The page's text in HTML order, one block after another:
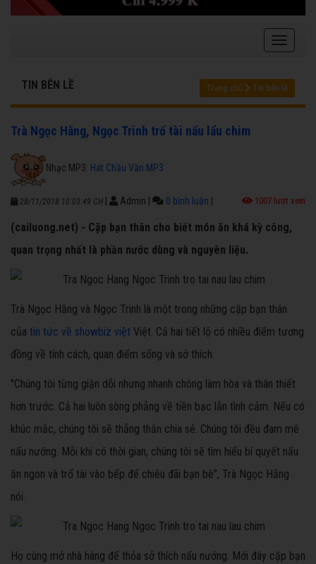
TIN BÊN LỀ Trang chủ Tin bên lề
Trà Ngọc Hằng, Ngọc Trinh trổ tài nấu lẩu chim
Nhạc MP3: Hát Chầu Văn MP3
28/11/2018 10:03:49 CH Admin 0 bình luận 1007 lượt xem
(cailuong.net) - Cặp bạn thân cho biết món ăn khá kỳ công,
quan trọng nhất là phần nước dùng và nguyên liệu.
Trà Ngọc Hằng và Ngọc Trinh là một trong những cặp bạn thân
của tin tức về showbiz việt Việt. Cả hai tiết lộ có nhiều điểm tương
đồng về tính cách, quan điểm sống và sở thích.
"Chúng tôi từng giận dỗi nhưng nhanh chóng làm hòa và thân thiết
hơn trước. Cả hai luôn sòng phẳng về tiền bạc lẫn tình cảm. Nếu có
khúc mắc, chúng tôi sẽ thẳng thắn chia sẻ. Chúng tôi đều đam mê
nấu nướng. Mỗi khi có thời gian, chúng tôi sẽ tìm hiểu bí quyết nấu
ăn ngon và trổ tài vào bếp để chiêu đãi bạn bè", Trà Ngọc Hằng
nói.
Họ cùng mở nhà hàng để thỏa sở thích nấu nướng. Mới đây cặp bạn